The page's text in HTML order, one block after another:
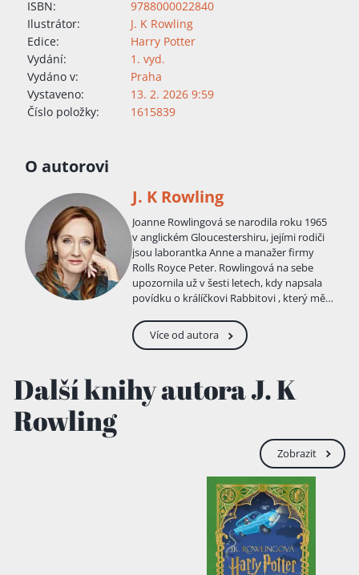
ISBN:
9788000022840
Ilustrátor:
J. K Rowling
Edice:
Harry Potter
Vydání:
1. vyd.
Vydáno v:
Praha
Vystaveno:
13. 2. 2026 9:59
Číslo položky:
1615839
O autorovi
J. K Rowling
Joanne Rowlingová se narodila roku 1965
v anglickém Gloucestershiru, jejími rodiči
jsou laborantka Anne a manažer firmy
Rolls Royce Peter. Rowlingová na sebe
upozornila už v šesti letech, kdy napsala
povídku o králíčkovi Rabbitovi , který měl
přestěhovala z Yatu do Winterbournu, kde
si Joanne a její sestra Di hrály s dětmi ze
sestřička Vikky. S těmi si užily hodně
legrace – Ian měl totiž nevyčerpatelnou
čerstvém betonu nebylo pro malou
Joanne nic neobvyklého. V roce 1974 se
Rowlingovi opět přestěhovali, tentokrát
do Tutshillu, poblíž městečka Chepstow .
Joanne se v nové škole nelíbilo, možná
proto se začala hodně věnovat čtení . Jejím
nejlepším kamarádem se zde stal Sean
Harris, který byl proslulý tím, že
spolužačkám o poledních přestávkách
Více od autora
Další knihy autora J. K
Rowling
Zobrazit